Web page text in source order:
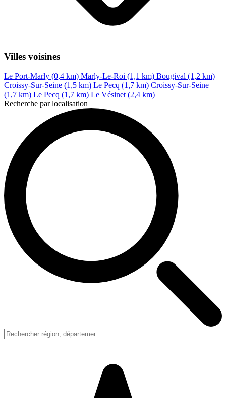
Villes voisines
Le Port-Marly (0,4 km) Marly-Le-Roi (1,1 km) Bougival (1,2 km)
Croissy-Sur-Seine (1,5 km) Le Pecq (1,7 km) Croissy-Sur-Seine
(1,7 km) Le Pecq (1,7 km) Le Vésinet (2,4 km)
Recherche par localisation